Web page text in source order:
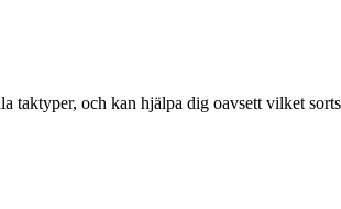
och kan hjälpa dig oavsett vilket